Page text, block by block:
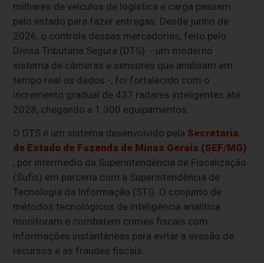
milhares de veículos de logística e carga passam
pelo estado para fazer entregas. Desde junho de
2026, o controle dessas mercadorias, feito pelo
Divisa Tributária Segura (DTS) - um moderno
sistema de câmeras e sensores que analisam em
tempo real os dados -, foi fortalecido com o
incremento gradual de 437 radares inteligentes até
2028, chegando a 1.300 equipamentos.
O DTS é um sistema desenvolvido pela Secretaria
de Estado de Fazenda de Minas Gerais (SEF/MG)
, por intermédio da Superintendência de Fiscalização
(Sufis) em parceria com a Superintendência de
Tecnologia da Informação (STI). O conjunto de
métodos tecnológicos de inteligência analítica
monitoram e combatem crimes fiscais com
informações instantâneas para evitar a evasão de
recursos e as fraudes fiscais.